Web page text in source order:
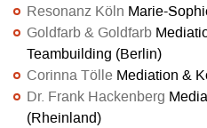
Resonanz Köln Marie-
Goldfarb & Goldfarb
Teambuilding (Berlin)
Corinna Tölle Mediation &
Dr. Frank Hackenberg
(Rheinland)